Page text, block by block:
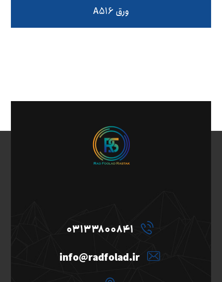
ورق A516
03133800841
info@radfolad.ir